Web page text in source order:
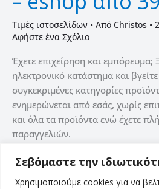
Σεβόμαστε την
Χρησιμοποιούμε cookies για να
Τιμές ιστοσελίδων • Από Christos •
Αφήστε ένα Σχόλιο
Έχετε επιχείρηση και εμπόρευμα;
ηλεκτρονικό κατάστημα και
συγκεκριμένες κατηγορίες
ενημερώνεται από εσάς, χωρίς
και όλα τα προϊόντα ενώ έχετε
παραγγελιών.
Περισσότερα »